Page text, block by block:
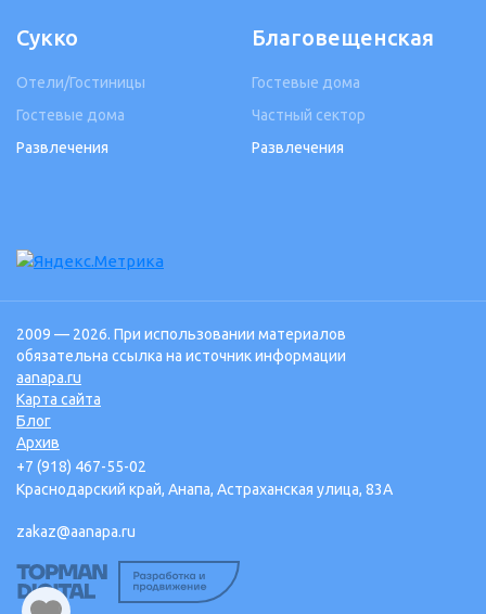
Сукко
Отели/Гостиницы
Гостевые дома
Развлечения
Благовещенская
Гостевые дома
Частный сектор
Развлечения
2009 — 2026. При использовании материалов
обязательна ссылка на источник информации
aanapa.ru
Карта сайта
Блог
Архив
+7 (918) 467-55-02
Краснодарский край, Анапа, Астраханская улица, 83А
zakaz@aanapa.ru